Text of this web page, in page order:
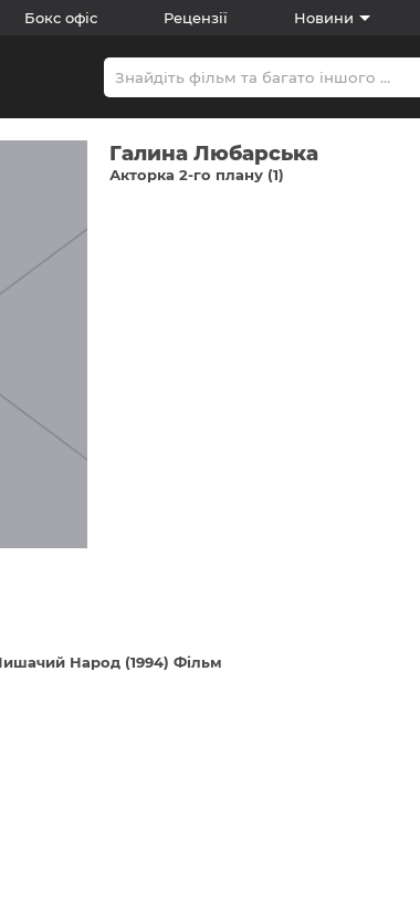
Бокс офіс Рецензії Новини
Галина Любарська
Акторка 2-го плану (1)
Народ (1994) Фільм